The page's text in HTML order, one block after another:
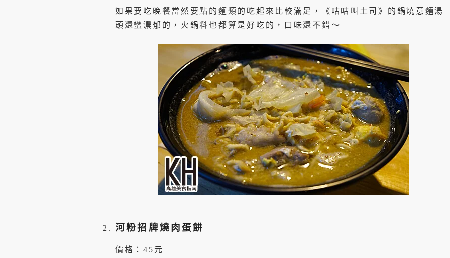
如果要吃晚餐當然要點的麵類的吃起來比較滿足，《咕咕叫土司》的鍋燒意麵湯
頭還蠻濃郁的，火鍋料也都算是好吃的，口味還不錯～
河粉招牌燒肉蛋餅
價格：45元